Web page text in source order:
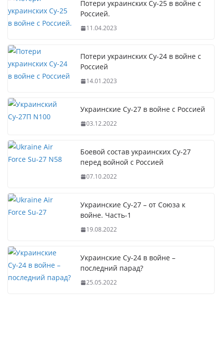
Потери украинских Су-25 в войне с
Россией.
11.04.2023
Потери украинских Су-24 в войне с
Россией
14.01.2023
Украинские Су-27 в войне с Россией
03.12.2022
Боевой состав украинских Су-27
перед войной с Россией
07.10.2022
Украинские Су-27 – от Союза к
войне. Часть-1
19.08.2022
Украинские Су-24 в войне –
последний парад?
25.05.2022